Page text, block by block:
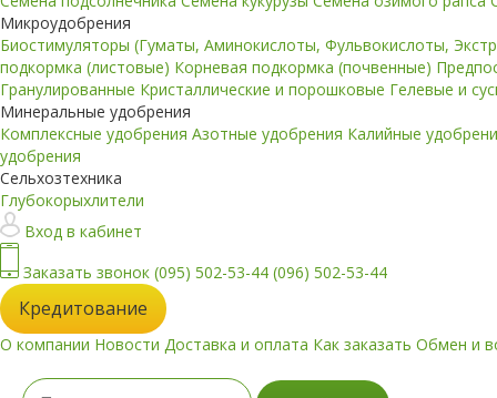
Микроудобрения
Биостимуляторы (Гуматы, Аминокислоты, Фульвокислоты,
подкормка (листовые) Корневая подкормка (почвенные)
Гранулированные Кристаллические и порошковые Гелевые и
Минеральные удобрения
Комплексные удобрения Азотные удобрения Калийные
удобрения
Сельхозтехника
Глубокорыхлители
Вход в кабинет
Заказать звонок (095) 502-53-44 (096) 502-53-44
Кредитование
О компании Новости Доставка и оплата Как заказать Обмен и